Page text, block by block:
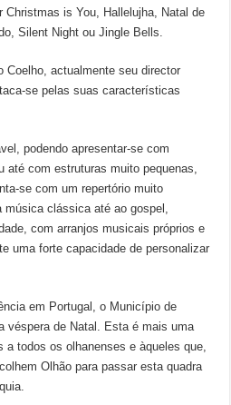
is You, Hallelujha, Natal de
Silent Night ou Jingle Bells.
Coelho, actualmente seu director
se pelas suas características
podendo apresentar-se com
até com estruturas muito pequenas,
se com um repertório muito
clássica até ao gospel,
com arranjos musicais próprios e
uma forte capacidade de personalizar
em Portugal, o Município de
véspera de Natal. Esta é mais uma
a todos os olhanenses e àqueles que,
Olhão para passar esta quadra